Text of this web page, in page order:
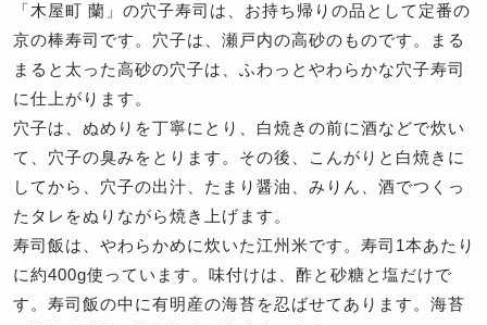
「木屋町 蘭」の穴子寿司は、お持ち帰りの品として定番の
京の棒寿司です。穴子は、瀬戸内の高砂のものです。まる
まると太った高砂の穴子は、ふわっとやわらかな穴子寿司
に仕上がります。
穴子は、ぬめりを丁寧にとり、白焼きの前に酒などで炊い
て、穴子の臭みをとります。その後、こんがりと白焼きに
してから、穴子の出汁、たまり醤油、みりん、酒でつくっ
たタレをぬりながら焼き上げます。
寿司飯は、やわらかめに炊いた江州米です。寿司1本あたり
に約400g使っています。味付けは、酢と砂糖と塩だけで
す。寿司飯の中に有明産の海苔を忍ばせてあります。海苔